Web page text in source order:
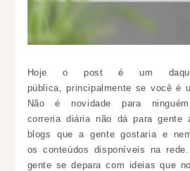
Hoje o post é um
pública, principalmente se você é
Não é novidade para
correria diária não dá para gente
blogs que a gente gostaria e
os conteúdos disponíveis na rede.
gente se depara com ideias que